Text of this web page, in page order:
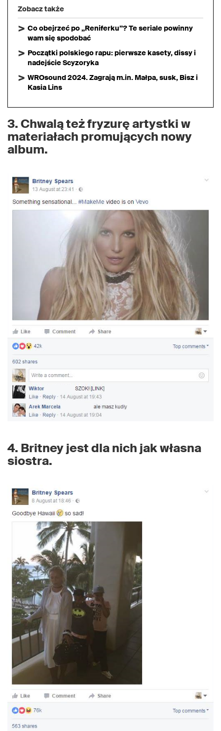
Zobacz także
Co obejrzeć po „Reniferku”? Te seriale powinny
wam się spodobać
Początki polskiego rapu: pierwsze kasety, dissy i
nadejście Scyzoryka
WROsound 2024. Zagrają m.in. Małpa, susk, Bisz i
Kasia Lins
3. Chwalą też fryzurę artystki w
materiałach promujących nowy
album.
4. Britney jest dla nich jak własna
siostra.